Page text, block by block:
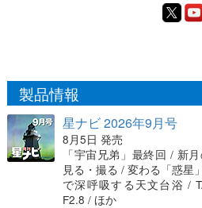
製品情報
星ナビ 2026年9月号
8月5日 発売
「宇宙兄弟」最終回 / 新
見る・撮る / 変わる「惑星
で深呼吸する天文台浴 /
F2.8 / ほか